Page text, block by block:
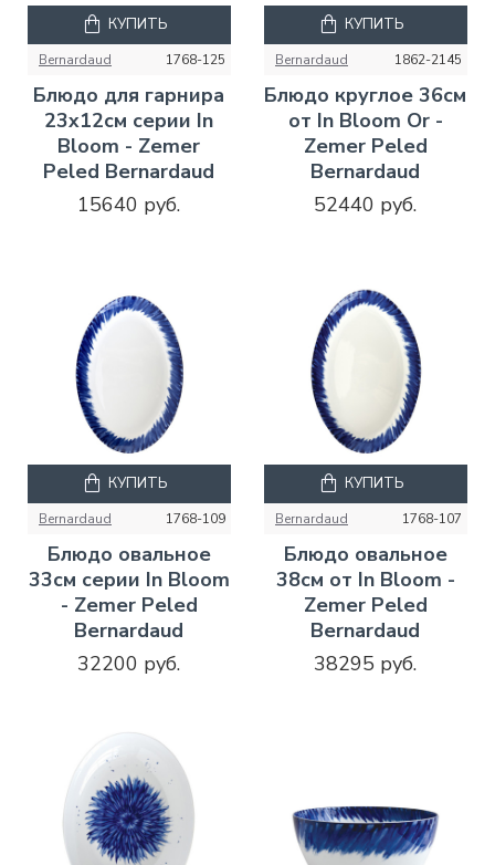
Bernardaud 1768-125
Блюдо для гарнира
23x12см серии In
Bloom - Zemer
Peled Bernardaud
15640 руб.
КУПИТЬ
Bernardaud 1862-2145
Блюдо круглое 36см
от In Bloom Or -
Zemer Peled
Bernardaud
52440 руб.
КУПИТЬ
Bernardaud 1768-109
Блюдо овальное
33см серии In Bloom
- Zemer Peled
Bernardaud
32200 руб.
КУПИТЬ
Bernardaud 1768-107
Блюдо овальное
38см от In Bloom -
Zemer Peled
Bernardaud
38295 руб.
КУПИТЬ